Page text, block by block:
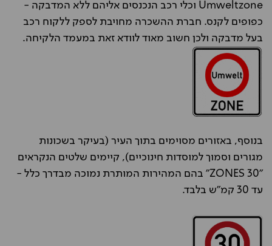
Umweltzone וכלי רכב הנכנסים אליהם ללא המדבקה -
כפופים לקנס. חברת ההשכרה מחויבת לספק ללקוח רכב
בעל מדבקה ולכן חשוב מאוד לוודא זאת במעמד הלקיחה.
בנוסף, באזורים מסוימים בתוך העיר (בעיקר בשכונות
מגורים וסמוך למוסדות חינוכיים), קיימים שלטים הנקראים
"30 ZONES" בהם המהירות המותרת נמוכה מבדרך כלל -
עד 30 קמ"ש בלבד.